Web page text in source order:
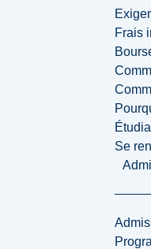
Frais
Se